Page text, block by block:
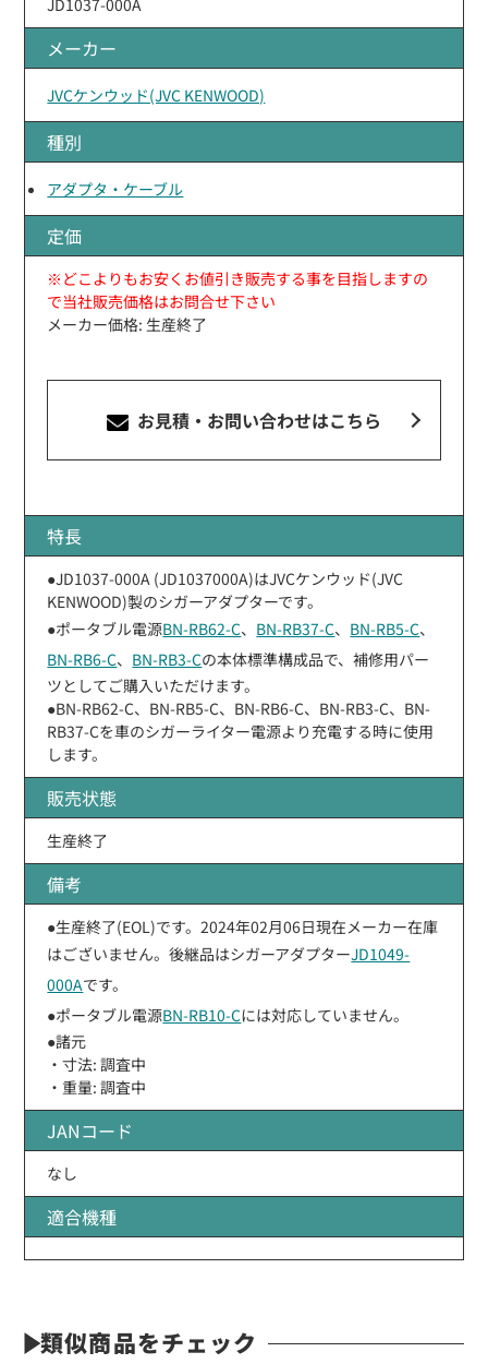
メーカー
JVCケンウッド(JVC KENWOOD)
種別
アダプタ・ケーブル
定価
※どこよりもお安くお値引き販売する事を目指しますの
で当社販売価格はお問合せ下さい
メーカー価格: 生産終了
お見積・お問い合わせはこちら
特長
●JD1037-000A (JD1037000A)はJVCケンウッド(JVC
KENWOOD)製のシガーアダプターです。
●ポータブル電源BN-RB62-C、 BN-RB37-C、 BN-RB5-C、
BN-RB6-C、 BN-RB3-Cの本体標準構成品で、補修用パー
ツとしてご購入いただけます。
●BN-RB62-C、BN-RB5-C、BN-RB6-C、BN-RB3-C、BN-
RB37-Cを車のシガーライター電源より充電する時に使用
します。
販売状態
生産終了
備考
●生産終了(EOL)です。2024年02月06日現在メーカー在庫
はございません。後継品はシガーアダプターJD1049-
000Aです。
●ポータブル電源BN-RB10-Cには対応していません。
●諸元
・寸法: 調査中
・重量: 調査中
JANコード
なし
適合機種
類似商品をチェック